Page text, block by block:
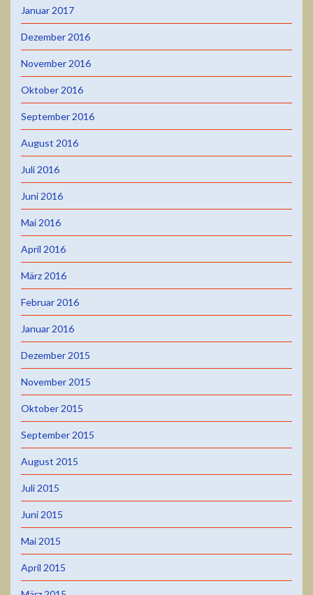
Januar 2017
Dezember 2016
November 2016
Oktober 2016
September 2016
August 2016
Juli 2016
Juni 2016
Mai 2016
April 2016
März 2016
Februar 2016
Januar 2016
Dezember 2015
November 2015
Oktober 2015
September 2015
August 2015
Juli 2015
Juni 2015
Mai 2015
April 2015